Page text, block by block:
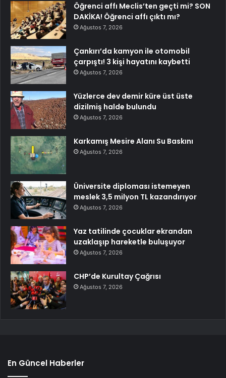
Öğrenci affı Meclis’ten geçti mi? SON
DAKİKA! Öğrenci affı çıktı mı?
Ağustos 7, 2026
Çankırı’da kamyon ile otomobil
çarpıştı! 3 kişi hayatını kaybetti
Ağustos 7, 2026
Yüzlerce dev demir küre üst üste
dizilmiş halde bulundu
Ağustos 7, 2026
Karkamış Mesire Alanı Su Baskını
Ağustos 7, 2026
Üniversite diploması istemeyen
meslek 3,5 milyon TL kazandırıyor
Ağustos 7, 2026
Yaz tatilinde çocuklar ekrandan
uzaklaşıp hareketle buluşuyor
Ağustos 7, 2026
CHP’de Kurultay Çağrısı
Ağustos 7, 2026
En Güncel Haberler